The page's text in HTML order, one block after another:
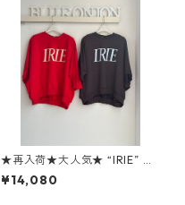
★再入荷★大人気★ “IRIE” プ
リントドルマンpullover CHIG
NON シニオン 8464- 105 kk
¥14,080